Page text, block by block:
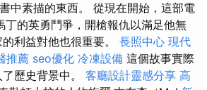
中素描的東西。 從現在開始，這部電
丁的英勇鬥爭，開槍報仇以滿足他無
利益對他也很重要。 長照中心 現代
推薦 seo優化 冷凍設備 這個故事實際
歷史背景中。 客廳設計靈感分享 高